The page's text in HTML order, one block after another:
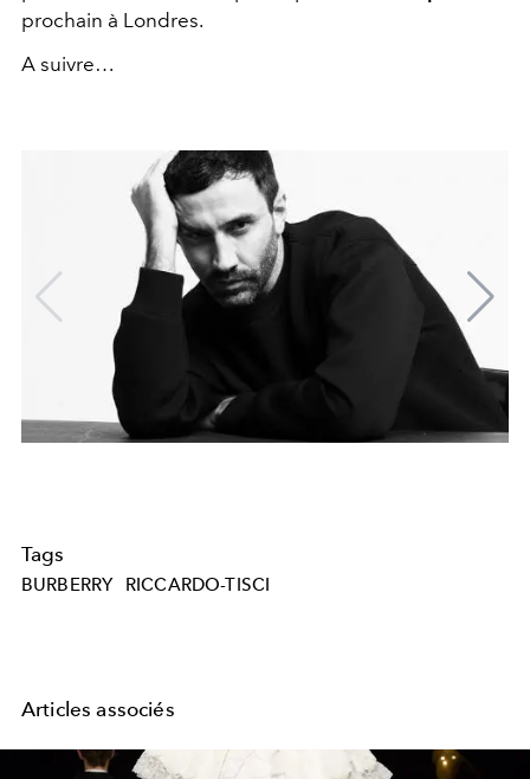
prochain à Londres.
A suivre…
Tags
BURBERRY RICCARDO-TISCI
Articles associés